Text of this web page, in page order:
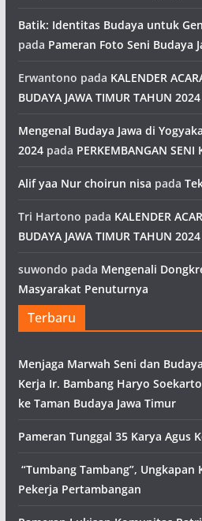
Batik: Identitas Budaya untuk
pada Pameran Foto Seni Budaya
Erwantono pada KALENDER
BUDAYA JAWA TIMUR TAHUN 2024
Mengenal Budaya Jawa di
2024pada PERKEMBANGAN SENI
Alif yaa Nur choirun nisa pada
Tri Hartono pada KALENDER
BUDAYA JAWA TIMUR TAHUN 2024
suwondo pada Mengenali
Masyarakat Penuturnya
Terbaru
Menjaga Marwah Seni dan
Kerja Ir. Bambang Haryo
ke Taman Budaya Jawa Timur
Pameran Tunggal 35 Karya Agus
“Tumbang Tambang”,
Pekerja Pertambangan